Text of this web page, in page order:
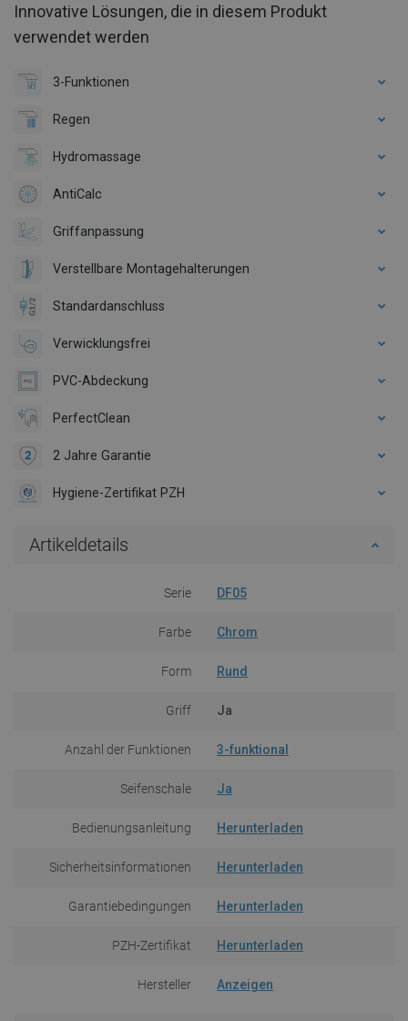
Innovative Lösungen, die in diesem Produkt
verwendet werden
3-Funktionen
Regen
Hydromassage
AntiCalc
Griffanpassung
Verstellbare Montagehalterungen
Standardanschluss
Verwicklungsfrei
PVC-Abdeckung
PerfectClean
2 Jahre Garantie
Hygiene-Zertifikat PZH
Artikeldetails
Serie DF05
Farbe Chrom
Form Rund
Griff Ja
Anzahl der Funktionen 3-funktional
Seifenschale Ja
Bedienungsanleitung Herunterladen
Sicherheitsinformationen Herunterladen
Garantiebedingungen Herunterladen
PZH-Zertifikat Herunterladen
Hersteller Anzeigen